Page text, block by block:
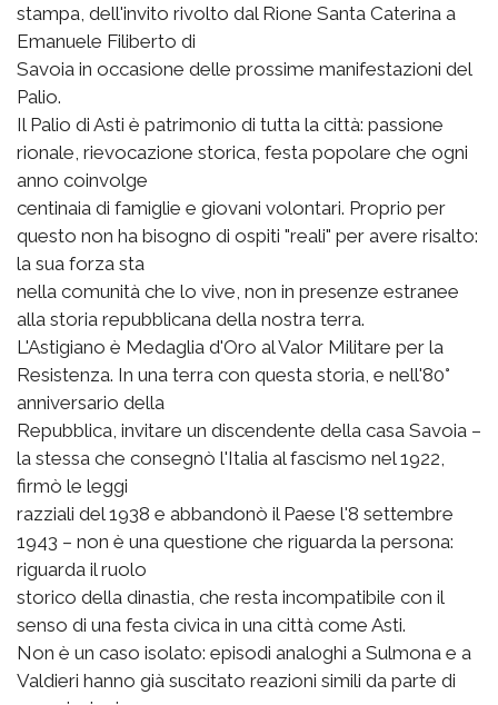
stampa, dell'invito rivolto dal Rione Santa Caterina a
Emanuele Filiberto di
Savoia in occasione delle prossime manifestazioni del
Palio.
Il Palio di Asti è patrimonio di tutta la città: passione
rionale, rievocazione storica, festa popolare che ogni
anno coinvolge
centinaia di famiglie e giovani volontari. Proprio per
questo non ha bisogno di ospiti "reali" per avere risalto:
la sua forza sta
nella comunità che lo vive, non in presenze estranee
alla storia repubblicana della nostra terra.
L'Astigiano è Medaglia d'Oro al Valor Militare per la
Resistenza. In una terra con questa storia, e nell'80°
anniversario della
Repubblica, invitare un discendente della casa Savoia –
la stessa che consegnò l'Italia al fascismo nel 1922,
firmò le leggi
razziali del 1938 e abbandonò il Paese l'8 settembre
1943 – non è una questione che riguarda la persona:
riguarda il ruolo
storico della dinastia, che resta incompatibile con il
senso di una festa civica in una città come Asti.
Non è un caso isolato: episodi analoghi a Sulmona e a
Valdieri hanno già suscitato reazioni simili da parte di